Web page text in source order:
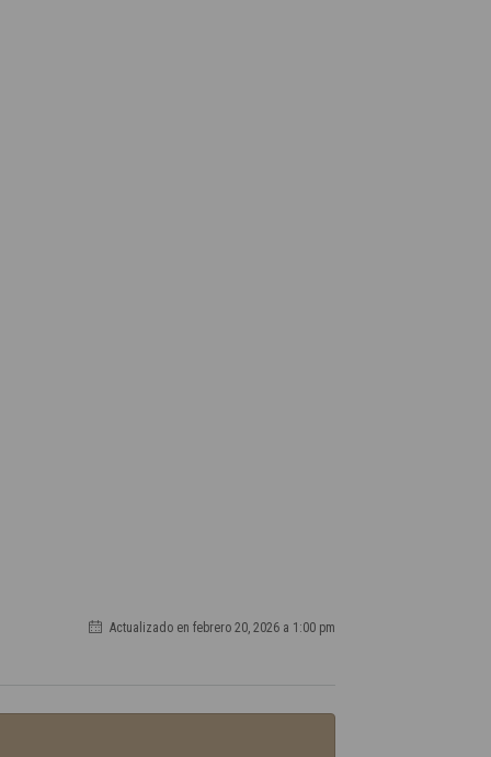
Actualizado en febrero 20, 2026 a 1:00 pm